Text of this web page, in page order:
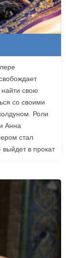
свою
со своими
Роли
Анна
стал
в прокат